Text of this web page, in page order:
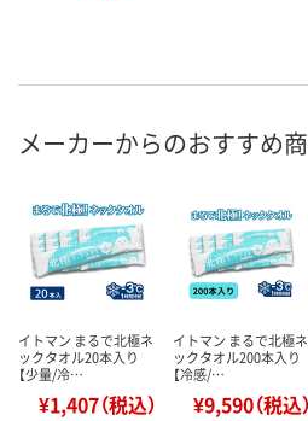
メーカーからのおすすめ
イトマン まるで北極ネ
ックタオル20本入り
【少量/冷…
¥1,407（税込）
イトマン まるで北極ネ
ックタオル200本入り
【冷感/…
¥9,590（税込）